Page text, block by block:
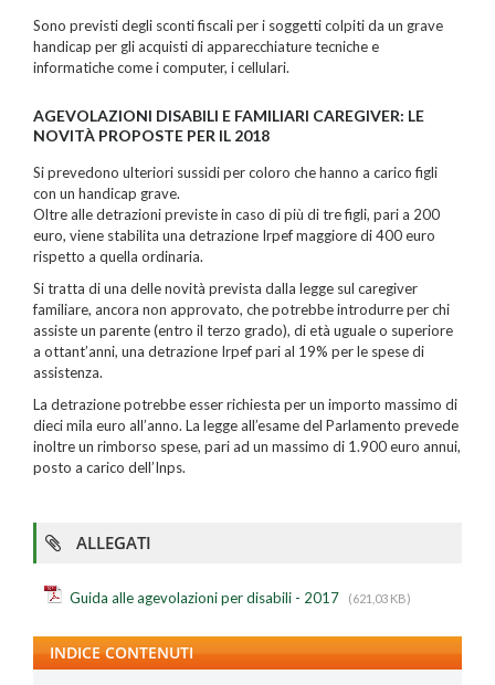
Sono previsti degli sconti fiscali per i soggetti colpiti da un grave
handicap per gli acquisti di apparecchiature tecniche e
informatiche come i computer, i cellulari.
AGEVOLAZIONI DISABILI E FAMILIARI CAREGIVER: LE
NOVITÀ PROPOSTE PER IL 2018
Si prevedono ulteriori sussidi per coloro che hanno a carico figli
con un handicap grave.
Oltre alle detrazioni previste in caso di più di tre figli, pari a 200
euro, viene stabilita una detrazione Irpef maggiore di 400 euro
rispetto a quella ordinaria.
Si tratta di una delle novità prevista dalla legge sul caregiver
familiare, ancora non approvato, che potrebbe introdurre per chi
assiste un parente (entro il terzo grado), di età uguale o superiore
a ottant’anni, una detrazione Irpef pari al 19% per le spese di
assistenza.
La detrazione potrebbe esser richiesta per un importo massimo di
dieci mila euro all’anno. La legge all’esame del Parlamento prevede
inoltre un rimborso spese, pari ad un massimo di 1.900 euro annui,
posto a carico dell’Inps.
ALLEGATI
Guida alle agevolazioni per disabili - 2017 (621,03 KB)
INDICE CONTENUTI